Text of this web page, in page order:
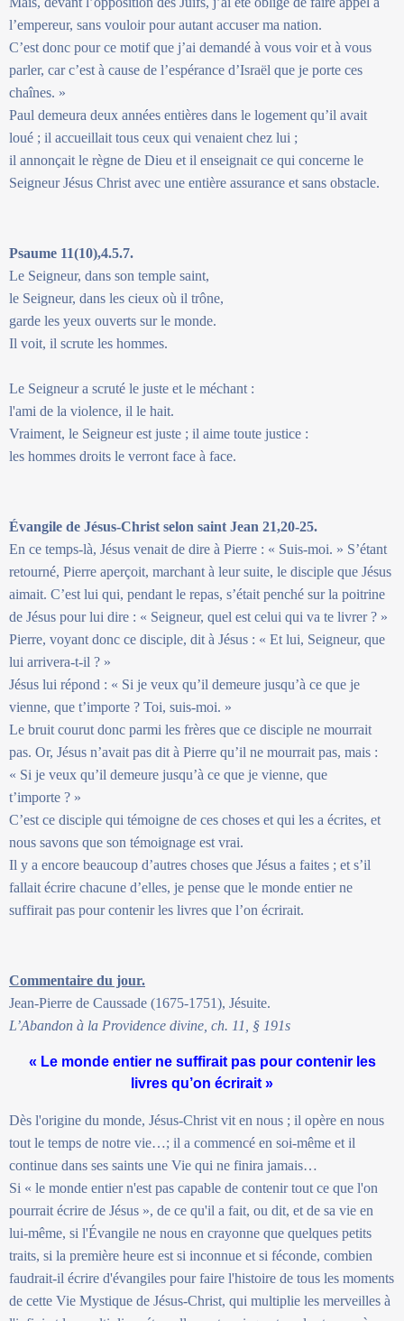
l’empereur, sans vouloir pour autant accuser ma nation.
C’est donc pour ce motif que j’ai demandé à vous voir et à vous
parler, car c’est à cause de l’espérance d’Israël que je porte ces
chaînes. »
Paul demeura deux années entières dans le logement qu’il avait
loué ; il accueillait tous ceux qui venaient chez lui ;
il annonçait le règne de Dieu et il enseignait ce qui concerne le
Seigneur Jésus Christ avec une entière assurance et sans obstacle.
Psaume 11(10),4.5.7.
Le Seigneur, dans son temple saint,
le Seigneur, dans les cieux où il trône,
garde les yeux ouverts sur le monde.
Il voit, il scrute les hommes.
Le Seigneur a scruté le juste et le méchant :
l'ami de la violence, il le hait.
Vraiment, le Seigneur est juste ; il aime toute justice :
les hommes droits le verront face à face.
Évangile de Jésus-Christ selon saint Jean 21,20-25.
En ce temps-là, Jésus venait de dire à Pierre : « Suis-moi. » S’étant
retourné, Pierre aperçoit, marchant à leur suite, le disciple que Jésus
aimait. C’est lui qui, pendant le repas, s’était penché sur la poitrine
de Jésus pour lui dire : « Seigneur, quel est celui qui va te livrer ? »
Pierre, voyant donc ce disciple, dit à Jésus : « Et lui, Seigneur, que
lui arrivera-t-il ? »
Jésus lui répond : « Si je veux qu’il demeure jusqu’à ce que je
vienne, que t’importe ? Toi, suis-moi. »
Le bruit courut donc parmi les frères que ce disciple ne mourrait
pas. Or, Jésus n’avait pas dit à Pierre qu’il ne mourrait pas, mais :
« Si je veux qu’il demeure jusqu’à ce que je vienne, que
t’importe ? »
C’est ce disciple qui témoigne de ces choses et qui les a écrites, et
nous savons que son témoignage est vrai.
Il y a encore beaucoup d’autres choses que Jésus a faites ; et s’il
fallait écrire chacune d’elles, je pense que le monde entier ne
suffirait pas pour contenir les livres que l’on écrirait.
Commentaire du jour.
Jean-Pierre de Caussade (1675-1751), Jésuite.
L’Abandon à la Providence divine, ch. 11, § 191s
« Le monde entier ne suffirait pas pour contenir les
livres qu’on écrirait »
Dès l'origine du monde, Jésus-Christ vit en nous ; il opère en nous
tout le temps de notre vie…; il a commencé en soi-même et il
continue dans ses saints une Vie qui ne finira jamais…
Si « le monde entier n'est pas capable de contenir tout ce que l'on
pourrait écrire de Jésus », de ce qu'il a fait, ou dit, et de sa vie en
lui-même, si l'Évangile ne nous en crayonne que quelques petits
traits, si la première heure est si inconnue et si féconde, combien
faudrait-il écrire d'évangiles pour faire l'histoire de tous les moments
de cette Vie Mystique de Jésus-Christ, qui multiplie les merveilles à